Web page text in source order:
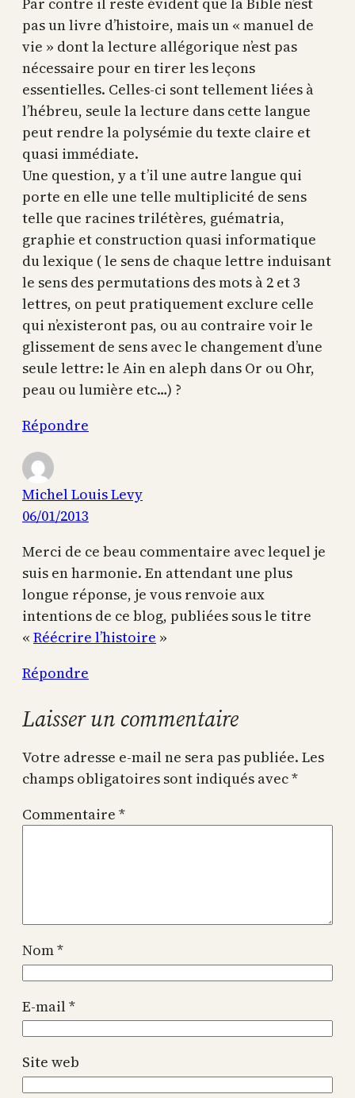
pas un livre d’histoire, mais un « manuel de
vie » dont la lecture allégorique n’est pas
nécessaire pour en tirer les leçons
essentielles. Celles-ci sont tellement liées à
l’hébreu, seule la lecture dans cette langue
peut rendre la polysémie du texte claire et
quasi immédiate.
Une question, y a t’il une autre langue qui
porte en elle une telle multiplicité de sens
telle que racines trilétères, guématria,
graphie et construction quasi informatique
du lexique ( le sens de chaque lettre induisant
le sens des permutations des mots à 2 et 3
lettres, on peut pratiquement exclure celle
qui n’existeront pas, ou au contraire voir le
glissement de sens avec le changement d’une
seule lettre: le Ain en aleph dans Or ou Ohr,
peau ou lumière etc…) ?
Répondre
Michel Louis Levy
06/01/2013
Merci de ce beau commentaire avec lequel je
suis en harmonie. En attendant une plus
longue réponse, je vous renvoie aux
intentions de ce blog, publiées sous le titre
« Réécrire l’histoire »
Répondre
Laisser un commentaire
Votre adresse e-mail ne sera pas publiée. Les
champs obligatoires sont indiqués avec*
Commentaire *
Nom*
E-mail*
Site web